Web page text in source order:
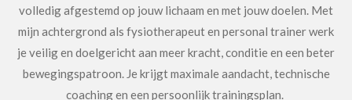
volledig afgestemd op jouw lichaam en met jouw doelen. Met
mijn achtergrond als fysiotherapeut en personal trainer werk
je veilig en doelgericht aan meer kracht, conditie en een beter
bewegingspatroon. Je krijgt maximale aandacht, technische
coaching en een persoonlijk trainingsplan.